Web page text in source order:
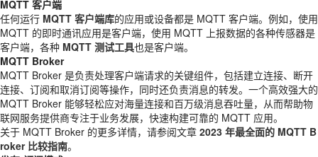
MQTT 客户端
任何运行 MQTT 客户端库的应用或设备都是 MQTT 客户端。例如，使用
MQTT 的即时通讯应用是客户端，使用 MQTT 上报数据的各种传感器是
客户端，各种 MQTT 测试工具也是客户端。
MQTT Broker
MQTT Broker 是负责处理客户端请求的关键组件，包括建立连接、断开
连接、订阅和取消订阅等操作，同时还负责消息的转发。一个高效强大的
MQTT Broker 能够轻松应对海量连接和百万级消息吞吐量，从而帮助物
联网服务提供商专注于业务发展，快速构建可靠的 MQTT 应用。
关于 MQTT Broker 的更多详情，请参阅文章 2023 年最全面的 MQTT B
roker 比较指南。